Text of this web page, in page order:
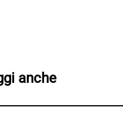
anche